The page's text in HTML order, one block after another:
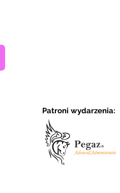
Patroni wydarzenia: